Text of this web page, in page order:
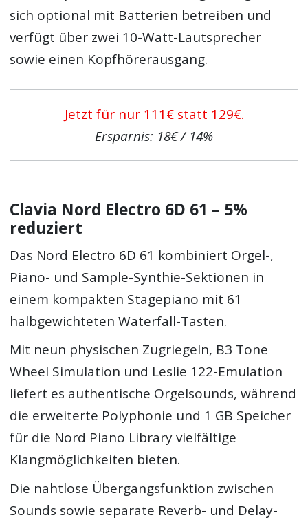
sich optional mit Batterien betreiben und
verfügt über zwei 10-Watt-Lautsprecher
sowie einen Kopfhörerausgang.
Jetzt für nur 111€ statt 129€.
Ersparnis: 18€ / 14%
Clavia Nord Electro 6D 61 – 5%
reduziert
Das Nord Electro 6D 61 kombiniert Orgel-,
Piano- und Sample-Synthie-Sektionen in
einem kompakten Stagepiano mit 61
halbgewichteten Waterfall-Tasten.
Mit neun physischen Zugriegeln, B3 Tone
Wheel Simulation und Leslie 122-Emulation
liefert es authentische Orgelsounds, während
die erweiterte Polyphonie und 1 GB Speicher
für die Nord Piano Library vielfältige
Klangmöglichkeiten bieten.
Die nahtlose Übergangsfunktion zwischen
Sounds sowie separate Reverb- und Delay-